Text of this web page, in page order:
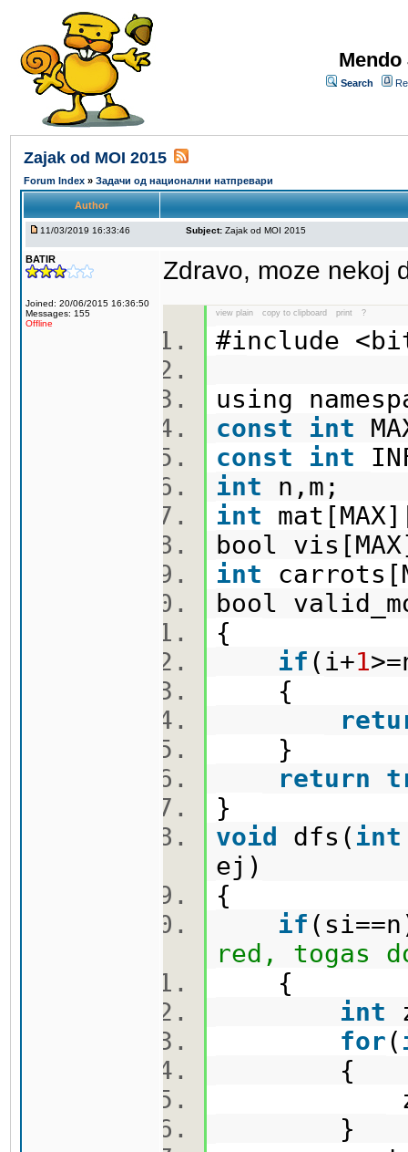
Search
Zajak od MOI 2015
Forum Index » Задачи од национални натпревари
Author
11/03/2019 16:33:46 Subject: Zajak od MOI 2015
BATIR
Joined: 20/06/2015 16:36:50
Messages: 155
Offline
Zdravo, moze nekoj
view plain copy to clipboard print ?
#include
using
const
int
const
int
int n,m;
int
bool
int
bool
{
if (i+1
{
}
return
}
void dfs( int
ej)
{
if
red, togas
{
int
for(
{
}